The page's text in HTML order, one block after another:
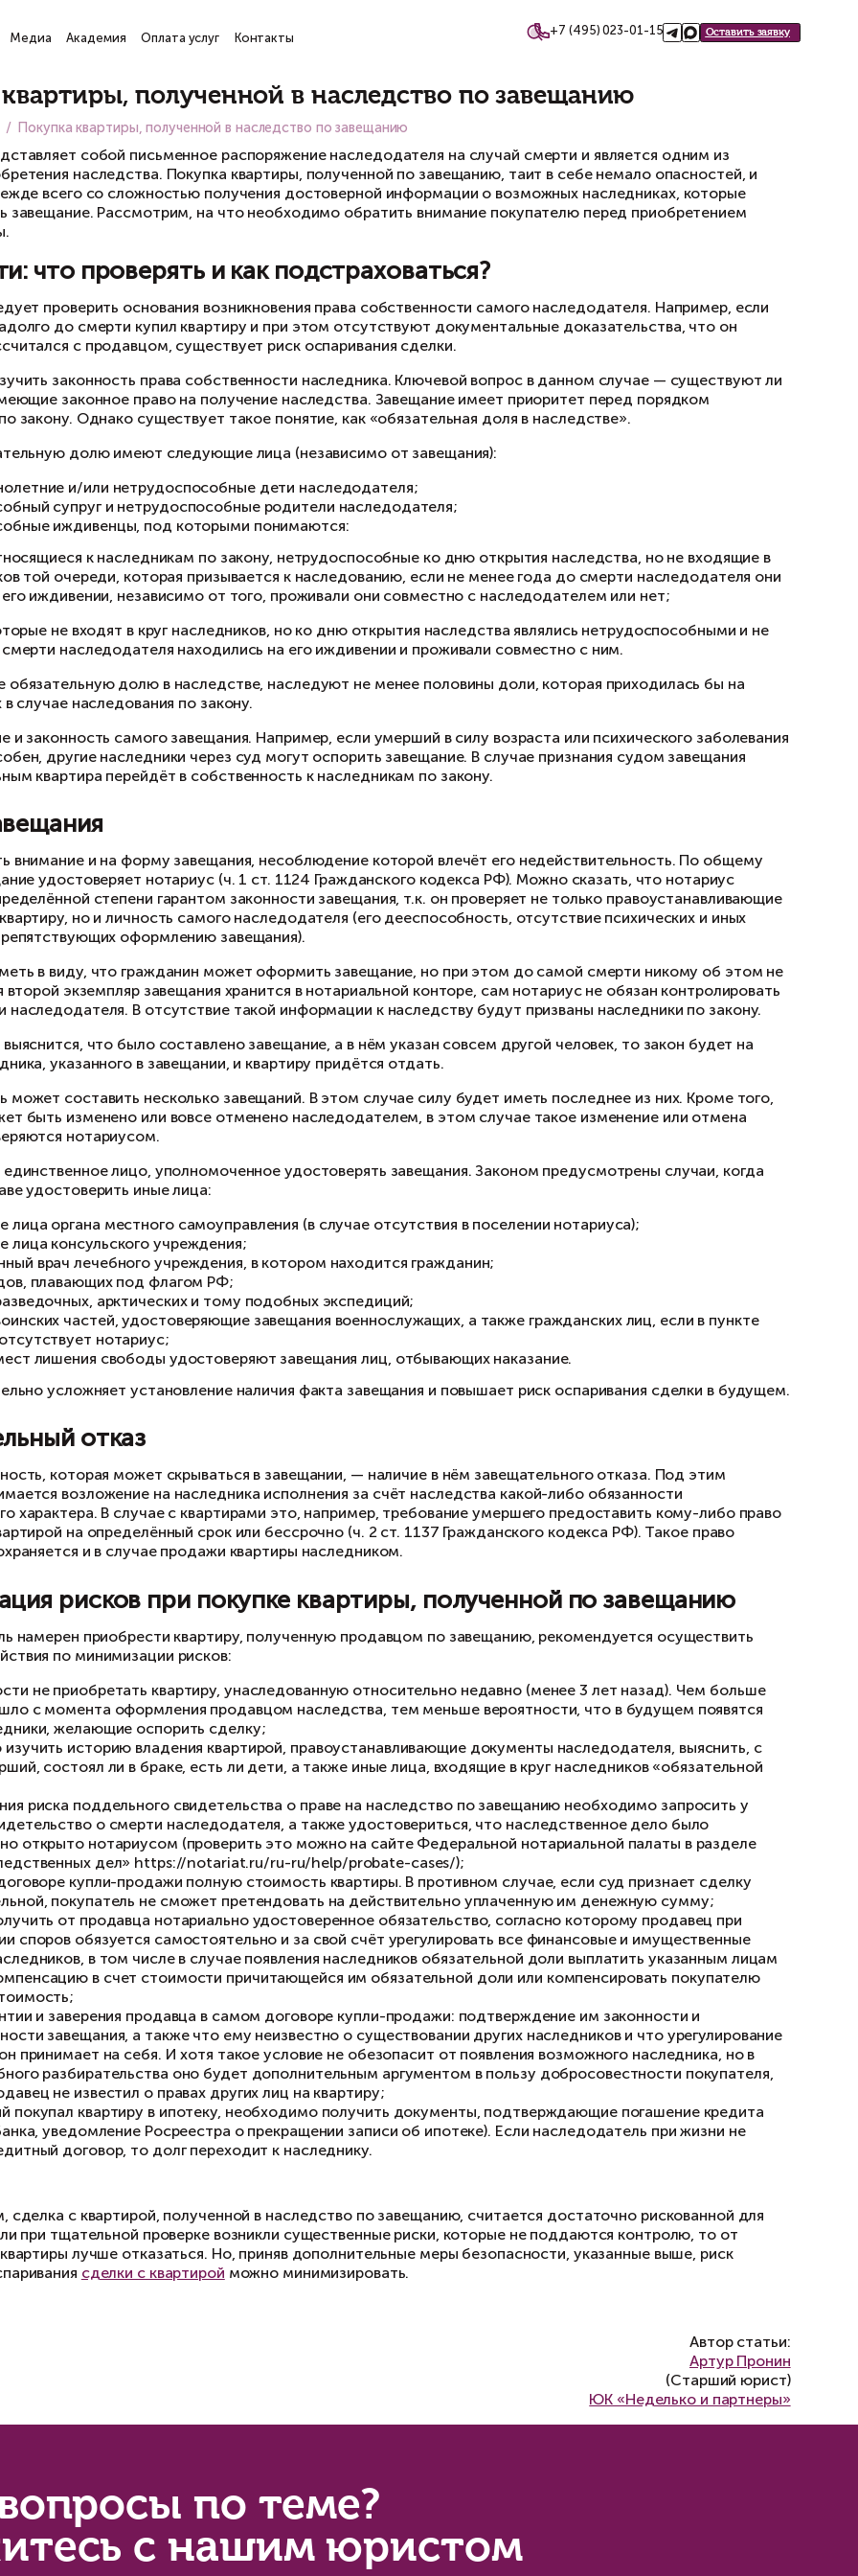
Проекты Медиа Академия Оплата услуг +7
квартиры, полученной в наследство по
Медиа Покупка квартиры, полученной в наследство по завещанию
представляет собой письменное распоряжение наследодателя на случай смерти и
приобретения наследства. Покупка квартиры, полученной по завещанию, таит в
это прежде всего со сложностью получения достоверной информации о возможных
оспорить завещание. Рассмотрим, на что необходимо обратить внимание покупателю
квартиры.
что проверять и как подстраховаться?
начала следует проверить основания возникновения права собственности самого
незадолго до смерти купил квартиру и при этом отсутствуют документальные
рассчитался с продавцом, существует риск оспаривания сделки.
лица, имеющие законное право на получение наследства. Завещание имеет приоритет
по закону. Однако существует такое понятие, как «обязательная доля в
на обязательную долю имеют следующие лица (независимо от завещания):
и/или нетрудоспособные дети наследодателя;
супруг и нетрудоспособные родители наследодателя;
иждивенцы, под которыми понимаются:
относящиеся к наследникам по закону, нетрудоспособные ко дню открытия
на его иждивении, независимо от того, проживали они совместно с
которые не входят в круг наследников, но ко дню открытия наследства являлись
имеющие обязательную долю в наследстве, наследуют не менее половины доли,
из них в случае наследования по закону.
значение и законность самого завещания. Например, если умерший в силу возраста или
недееспособен, другие наследники через суд могут оспорить завещание. В случае
квартира перейдёт в собственность к наследникам по закону.
завещания
обратить внимание и на форму завещания, несоблюдение которой влечёт его
завещание удостоверяет нотариус (ч. 1 ст. 1124 Гражданского кодекса РФ). Можно
в определённой степени гарантом законности завещания, т.к. он проверяет не
на квартиру, но и личность самого наследодателя (его дееспособность,
препятствующих оформлению завещания).
иметь в виду, что гражданин может оформить завещание, но при этом до самой
И хотя второй экземпляр завещания хранится в нотариальной конторе, сам нотариус
смерти наследодателя. В отсутствие такой информации к наследству будут призваны
же потом выяснится, что было составлено завещание, а в нём указан совсем другой
наследника, указанного в завещании, и квартиру придётся отдать.
может составить несколько завещаний. В этом случае силу будет иметь
может быть изменено или вовсе отменено наследодателем, в этом случае такое
вправе удостоверить иные лица:
лица органа местного самоуправления (в случае отсутствия в поселении
лица консульского учреждения;
судов, плавающих под флагом РФ;
разведочных, арктических и тому подобных экспедиций;
воинских частей, удостоверяющие завещания военнослужащих, а также
мест лишения свободы удостоверяют завещания лиц, отбывающих наказание.
это значительно усложняет установление наличия факта завещания и повышает риск
отказ
одна опасность, которая может скрываться в завещании, — наличие в нём
понимается возложение на наследника исполнения за счёт наследства какой-либо
характера. В случае с квартирами это, например, требование умершего
квартирой на определённый срок или бессрочно (ч. 2 ст. 1137 Гражданского
сохраняется и в случае продажи квартиры наследником.
рисков при покупке квартиры, полученной
покупатель намерен приобрести квартиру, полученную продавцом по завещанию,
действия по минимизации рисков:
возможности не приобретать квартиру, унаследованную относительно недавно (менее 3
прошло с момента оформления продавцом наследства, тем меньше вероятности,
наследники, желающие оспорить сделку;
жил умерший, состоял ли в браке, есть ли дети, а также иные лица, входящие в круг
исключения риска поддельного свидетельства о праве на наследство по завещанию
свидетельство о смерти наследодателя, а также удостовериться, что
в договоре купли-продажи полную стоимость квартиры. В противном случае, если
покупатель не сможет претендовать на действительно уплаченную им
сделки получить от продавца нотариально удостоверенное обязательство, согласно
споров обязуется самостоятельно и за свой счёт урегулировать все
стоимость;
гарантии и заверения продавца в самом договоре купли-продажи: подтверждение
завещания, а также что ему неизвестно о существовании других
споров он принимает на себя. И хотя такое условие не обезопасит от появления